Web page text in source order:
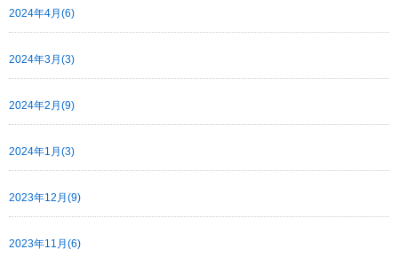
2024年4月(6)
2024年3月(3)
2024年2月(9)
2024年1月(3)
2023年12月(9)
2023年11月(6)